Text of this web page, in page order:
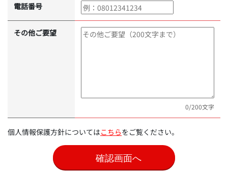
電話番号
その他ご要望
0/200文字
個人情報保護方針についてはこちらをご覧ください。